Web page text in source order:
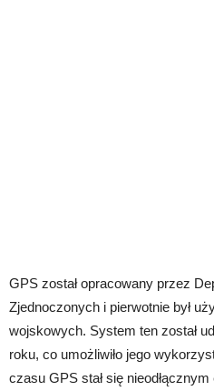
GPS został opracowany przez
Zjednoczonych i pierwotnie był
wojskowych. System ten został
roku, co umożliwiło jego
czasu GPS stał się